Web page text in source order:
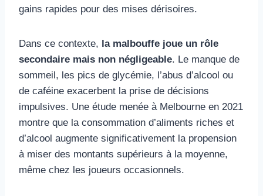
gains rapides pour des mises dérisoires.
Dans ce contexte, la malbouffe joue un rôle
secondaire mais non négligeable. Le manque de
sommeil, les pics de glycémie, l’abus d’alcool ou
de caféine exacerbent la prise de décisions
impulsives. Une étude menée à Melbourne en 2021
montre que la consommation d’aliments riches et
d’alcool augmente significativement la propension
à miser des montants supérieurs à la moyenne,
même chez les joueurs occasionnels.